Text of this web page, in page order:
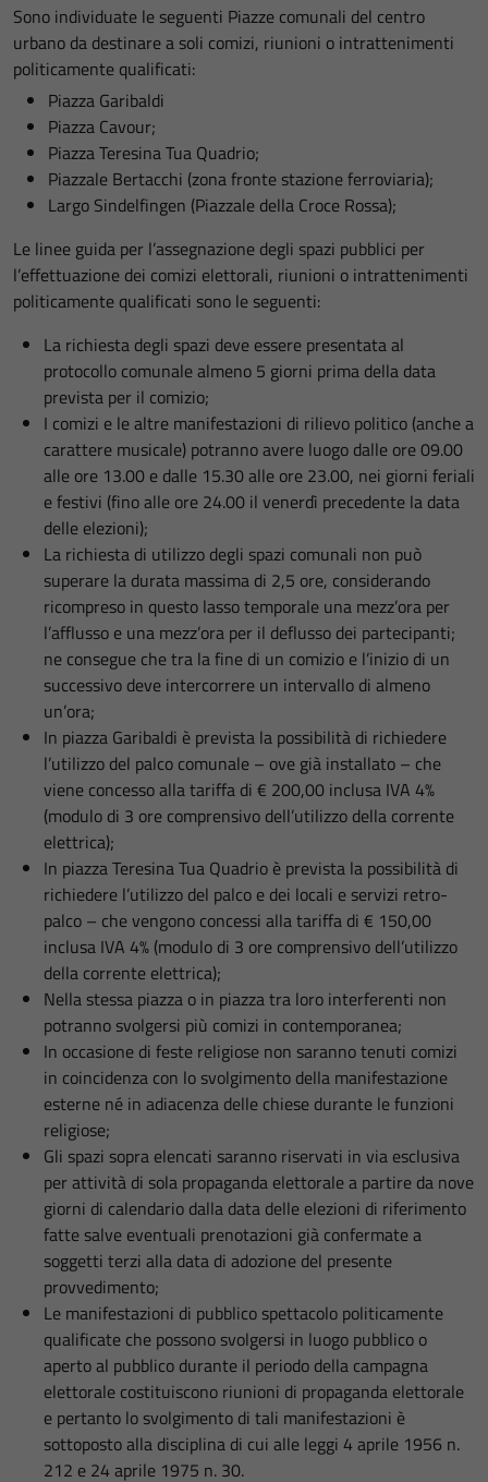
Sono individuate le seguenti Piazze comunali del centro
urbano da destinare a soli comizi, riunioni o intrattenimenti
politicamente qualificati:
Piazza Garibaldi
Piazza Cavour;
Piazza Teresina Tua Quadrio;
Piazzale Bertacchi (zona fronte stazione ferroviaria);
Largo Sindelfingen (Piazzale della Croce Rossa);
Le linee guida per l’assegnazione degli spazi pubblici per
l’effettuazione dei comizi elettorali, riunioni o intrattenimenti
politicamente qualificati sono le seguenti:
La richiesta degli spazi deve essere presentata al
protocollo comunale almeno 5 giorni prima della data
prevista per il comizio;
I comizi e le altre manifestazioni di rilievo politico (anche a
carattere musicale) potranno avere luogo dalle ore 09.00
alle ore 13.00 e dalle 15.30 alle ore 23.00, nei giorni feriali
e festivi (fino alle ore 24.00 il venerdì precedente la data
delle elezioni);
La richiesta di utilizzo degli spazi comunali non può
superare la durata massima di 2,5 ore, considerando
ricompreso in questo lasso temporale una mezz’ora per
l’afflusso e una mezz’ora per il deflusso dei partecipanti;
ne consegue che tra la fine di un comizio e l’inizio di un
successivo deve intercorrere un intervallo di almeno
un’ora;
In piazza Garibaldi è prevista la possibilità di richiedere
l’utilizzo del palco comunale – ove già installato – che
viene concesso alla tariffa di € 200,00 inclusa IVA 4%
(modulo di 3 ore comprensivo dell’utilizzo della corrente
elettrica);
In piazza Teresina Tua Quadrio è prevista la possibilità di
richiedere l’utilizzo del palco e dei locali e servizi retro-
palco – che vengono concessi alla tariffa di € 150,00
inclusa IVA 4% (modulo di 3 ore comprensivo dell’utilizzo
della corrente elettrica);
Nella stessa piazza o in piazza tra loro interferenti non
potranno svolgersi più comizi in contemporanea;
In occasione di feste religiose non saranno tenuti comizi
in coincidenza con lo svolgimento della manifestazione
esterne né in adiacenza delle chiese durante le funzioni
religiose;
Gli spazi sopra elencati saranno riservati in via esclusiva
per attività di sola propaganda elettorale a partire da nove
giorni di calendario dalla data delle elezioni di riferimento
fatte salve eventuali prenotazioni già confermate a
soggetti terzi alla data di adozione del presente
provvedimento;
Le manifestazioni di pubblico spettacolo politicamente
qualificate che possono svolgersi in luogo pubblico o
aperto al pubblico durante il periodo della campagna
elettorale costituiscono riunioni di propaganda elettorale
e pertanto lo svolgimento di tali manifestazioni è
sottoposto alla disciplina di cui alle leggi 4 aprile 1956 n.
212 e 24 aprile 1975 n. 30.